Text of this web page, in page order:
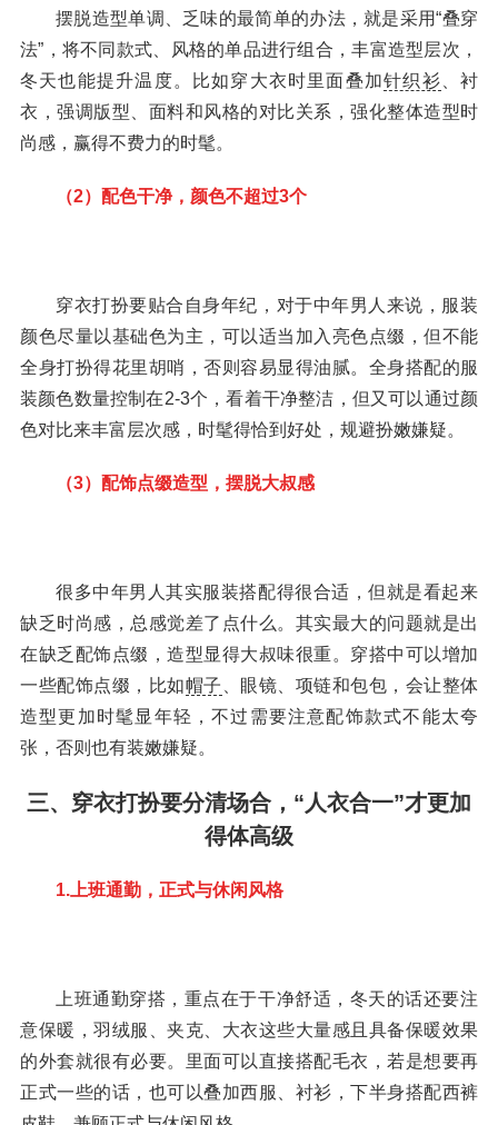
摆脱造型单调、乏味的最简单的办法，就是采用“叠穿
法”，将不同款式、风格的单品进行组合，丰富造型层次，
冬天也能提升温度。比如穿大衣时里面叠加针织衫 、衬
衣，强调版型、面料和风格的对比关系，强化整体造型时
尚感，赢得不费力的时髦。
（2）配色干净，颜色不超过3个
穿衣打扮要贴合自身年纪，对于中年男人来说，服装
颜色尽量以基础色为主，可以适当加入亮色点缀，但不能
全身打扮得花里胡哨，否则容易显得油腻。全身搭配的服
装颜色数量控制在2-3个，看着干净整洁，但又可以通过颜
色对比来丰富层次感，时髦得恰到好处，规避扮嫩嫌疑。
（3）配饰点缀造型，摆脱大叔感
很多中年男人其实服装搭配得很合适，但就是看起来
缺乏时尚感，总感觉差了点什么。其实最大的问题就是出
在缺乏配饰点缀，造型显得大叔味很重。穿搭中可以增加
一些配饰点缀，比如帽子 、眼镜、项链和包包，会让整体
造型更加时髦显年轻，不过需要注意配饰款式不能太夸
张，否则也有装嫩嫌疑。
三、穿衣打扮要分清场合，“人衣合一”才更加
得体高级
1.上班通勤，正式与休闲风格
上班通勤穿搭，重点在于干净舒适，冬天的话还要注
意保暖，羽绒服、夹克、大衣这些大量感且具备保暖效果
的外套就很有必要。里面可以直接搭配毛衣，若是想要再
正式一些的话，也可以叠加西服、衬衫，下半身搭配西裤